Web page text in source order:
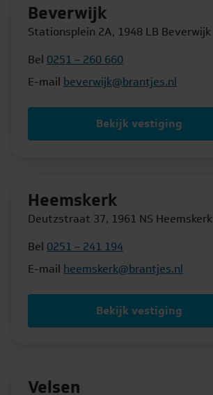
Beverwijk
Stationsplein 2A, 1948 LB Beverwijk
Bel 0251 – 260 660
E-mail beverwijk@brantjes.nl
Bekijk vestiging
Heemskerk
Deutzstraat 37, 1961 NS Heemskerk
Bel 0251 – 241 194
E-mail heemskerk@brantjes.nl
Bekijk vestiging
Velsen